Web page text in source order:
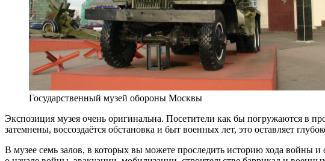
Государственный музей обороны Москвы
Экспозиция музея очень оригинальна. Посетители как бы погружаются в
затемнены, воссоздаётся обстановка и быт военных лет, это оставляет
В музее семь залов, в которых вы можете проследить историю хода войны